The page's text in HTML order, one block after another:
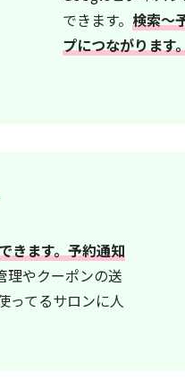
できます。 検索〜
プにつながります。
きます。予約通知
理やクーポンの送
ってるサロンに人